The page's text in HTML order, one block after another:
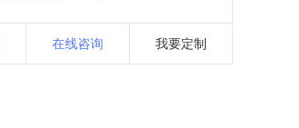
在线咨询 我要定制